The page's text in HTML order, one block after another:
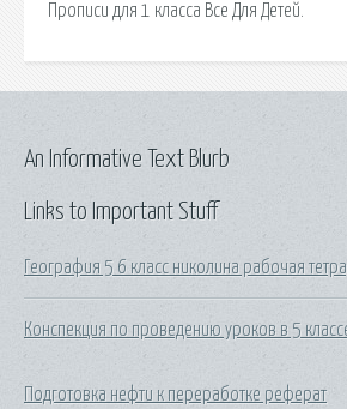
Прописи для 1 класса Все Для Детей.
Links to Important Stuff
География 5 6 класс николина рабочая
Конспекция по проведению уроков в 5
Подготовка нефти к переработке реферат
An Informative Text Blurb